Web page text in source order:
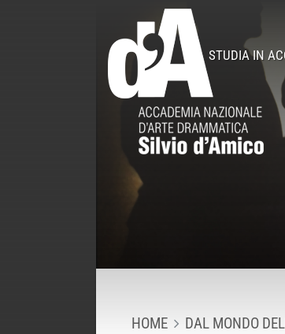
STUDIA IN
HOME DAL MONDO